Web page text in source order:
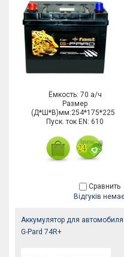
Ёмкость: 70 а/ч
Размер
(Д*Ш*В)мм:254*175*225
Пуск. ток EN: 610
Сравнить
Відгуків
Аккумулятор для автомобиля
G-Pard 74R+